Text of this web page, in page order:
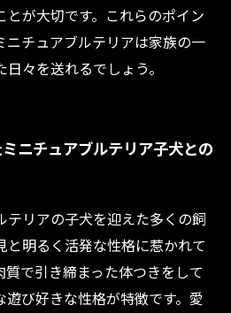
が大切です。これらのポイン
ニチュアブルテリアは家族の一
々を送れるでしょう。
ニチュアブルテリア子犬との
テリアの子犬を迎えた多くの飼
と明るく活発な性格に惹かれて
で引き締まった体つきをして
び好きな性格が特徴です。愛